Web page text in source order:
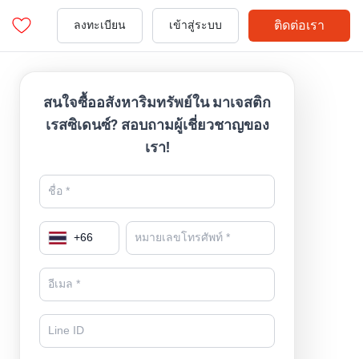
ลงทะเบียน เข้าสู่ระบบ ติดต่อเรา
สนใจซื้ออสังหาริมทรัพย์ใน มาเจสติก
เรสซิเดนซ์? สอบถามผู้เชี่ยวชาญของ
เรา!
+66